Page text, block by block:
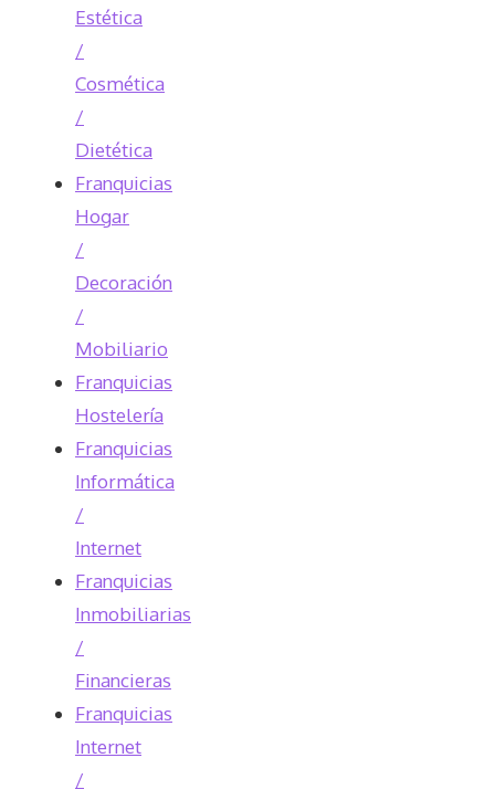
Estética
/
Cosmética
/
Dietética
Franquicias
Hogar
/
Decoración
/
Mobiliario
Franquicias
Hostelería
Franquicias
Informática
/
Internet
Franquicias
Inmobiliarias
/
Financieras
Franquicias
Internet
/